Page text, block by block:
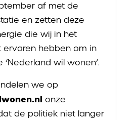
af met de
en zetten deze
die wij in het
ervaren hebben om in
wil wonen’.
we op
onze
de politiek niet langer